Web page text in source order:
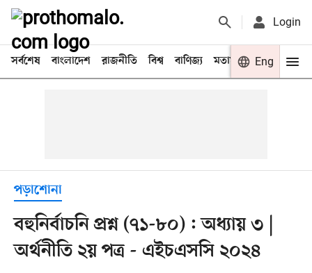
Login
সর্বশেষ বাংলাদেশ রাজনীতি বিশ্ব বাণিজ্য মতামত খেলা
Eng
পড়াশোনা
বহুনির্বাচনি প্রশ্ন (৭১-৮০) : অধ্যায় ৩ |
অর্থনীতি ২য় পত্র - এইচএসসি ২০২৪